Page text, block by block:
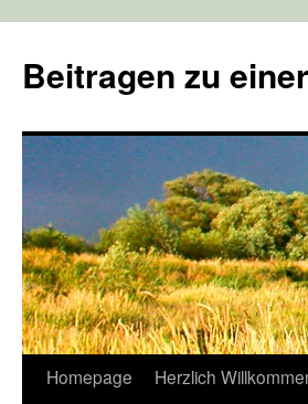
springen
Beitragen zu
Homepage Herzlich